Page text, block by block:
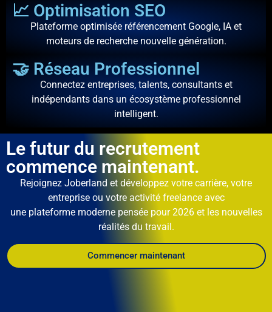
📈 Optimisation SEO
Plateforme optimisée référencement Google, IA et
moteurs de recherche nouvelle génération.
🤝 Réseau Professionnel
Connectez entreprises, talents, consultants et
indépendants dans un écosystème professionnel
intelligent.
Le futur du recrutement
commence maintenant.
Rejoignez Joberland et développez votre carrière, votre
entreprise ou votre activité freelance avec
une plateforme moderne pensée pour 2026 et les nouvelles
réalités du travail.
Commencer maintenant